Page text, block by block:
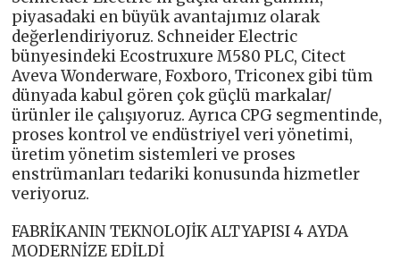
piyasadaki en büyük avantajımız olarak
değerlendiriyoruz. Schneider Electric
bünyesindeki Ecostruxure M580 PLC, Citect
Aveva Wonderware, Foxboro, Triconex gibi tüm
dünyada kabul gören çok güçlü markalar/
ürünler ile çalışıyoruz. Ayrıca CPG segmentinde,
proses kontrol ve endüstriyel veri yönetimi,
üretim yönetim sistemleri ve proses
enstrümanları tedariki konusunda hizmetler
veriyoruz.
FABRİKANIN TEKNOLOJİK ALTYAPISI 4 AYDA
MODERNİZE EDİLDİ